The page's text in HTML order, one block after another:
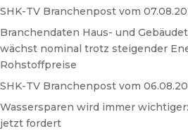
SHK-TV Branchenpost vom
Branchendaten Haus- und
wächst nominal trotz steigender
Rohstoffpreise
SHK-TV Branchenpost vom
Wassersparen wird immer
jetzt fordert